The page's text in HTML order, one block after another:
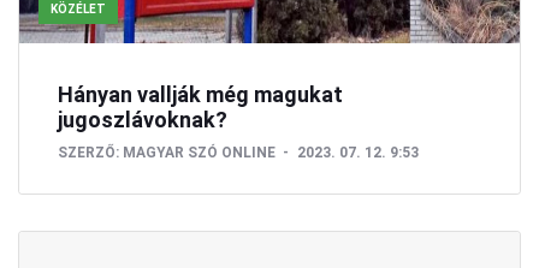
KÖZÉLET
Hányan vallják még magukat
jugoszlávoknak?
SZERZŐ: MAGYAR SZÓ ONLINE 2023. 07. 12. 9:53